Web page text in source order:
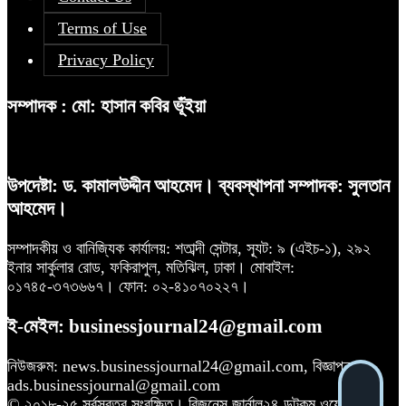
Terms of Use
Privacy Policy
সম্পাদক : মো: হাসান কবির ভূঁইয়া
উপদেষ্টা: ড. কামালউদ্দীন আহমেদ। ব্যবস্থাপনা সম্পাদক: সুলতান
আহমেদ।
সম্পাদকীয় ও বানিজ্যিক কার্যালয়: শতাব্দী সেন্টার, স্যূট: ৯ (এইচ-১), ২৯২
ইনার সার্কুলার রোড, ফকিরাপুল, মতিঝিল, ঢাকা। মোবাইল:
০১৭৪৫-৩৭৩৬৬৭। ফোন: ০২-৪১০৭০২২৭।
ই-মেইল: businessjournal24@gmail.com
নিউজরুম: news.businessjournal24@gmail.com, বিজ্ঞাপন:
ads.businessjournal@gmail.com